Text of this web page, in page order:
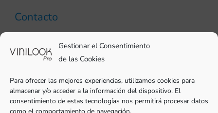
Gestionar el Consentimiento
de las Cookies
Para ofrecer las mejores experiencias, utilizamos cookies para
almacenar y/o acceder a la información del dispositivo. El
consentimiento de estas tecnologías nos permitirá procesar datos
Contacto
pro@vinilook.es